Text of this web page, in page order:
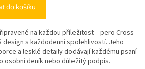
do košíku
na každou příležitost – pero Cross
s každodenní spolehlivostí. Jeho
a lesklé detaily dodávají každému psaní
osobní deník nebo důležitý podpis.